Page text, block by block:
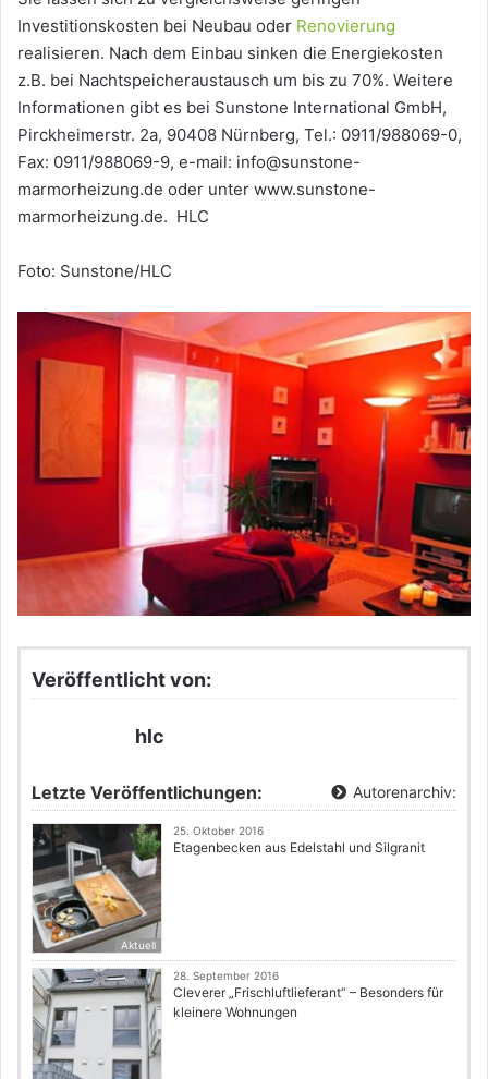
Investitionskosten bei Neubau oder Renovierung
realisieren. Nach dem Einbau sinken die Energiekosten
z.B. bei Nachtspeicheraustausch um bis zu 70%. Weitere
Informationen gibt es bei Sunstone International GmbH,
Pirckheimerstr. 2a, 90408 Nürnberg, Tel.: 0911/988069-0,
Fax: 0911/988069-9, e-mail: info@sunstone-
marmorheizung.de oder unter www.sunstone-
marmorheizung.de. HLC
Foto: Sunstone/HLC
Veröffentlicht von:
hlc
Letzte Veröffentlichungen: Autorenarchiv:
Aktuell
25. Oktober 2016
Etagenbecken aus Edelstahl und Silgranit
28. September 2016
Cleverer „Frischluftlieferant“ – Besonders für
kleinere Wohnungen